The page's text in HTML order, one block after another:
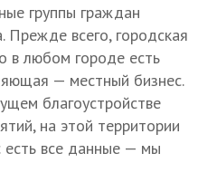
группы граждан
Прежде всего, городская
в любом городе есть
— местный бизнес.
благоустройстве
на этой территории
есть все данные — мы